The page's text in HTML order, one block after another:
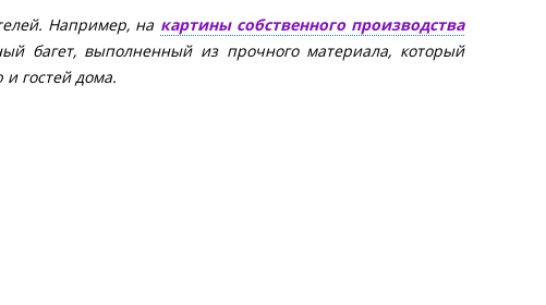
Например, на картины собственного производства
багет, выполненный из прочного материала, который
гостей дома.